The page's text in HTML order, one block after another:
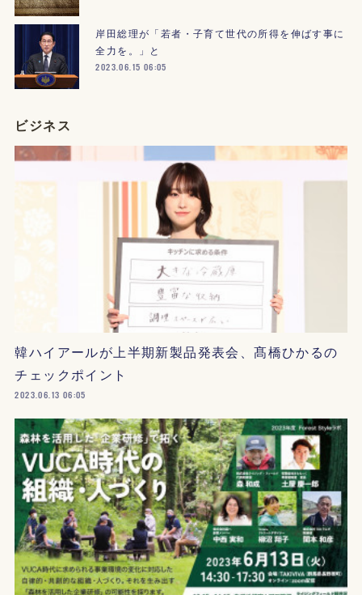
岸田総理が「若者・子育て世代の所得を伸ばす事に
全力を。」と
2023.06.15 06:05
ビジネス
韓ハイアールが上半期新製品発表会、髙橋ひかるの
チェックポイント
2023.06.13 06:05